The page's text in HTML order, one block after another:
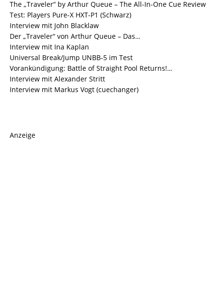
The „Traveler“ by Arthur Queue – The All-In-One Cue Review
Test: Players Pure-X HXT-P1 (Schwarz)
Interview mit John Blacklaw
Der „Traveler“ von Arthur Queue – Das…
Interview mit Ina Kaplan
Universal Break/Jump UNBB-5 im Test
Vorankündigung: Battle of Straight Pool Returns!…
Interview mit Alexander Stritt
Interview mit Markus Vogt (cuechanger)
Anzeige